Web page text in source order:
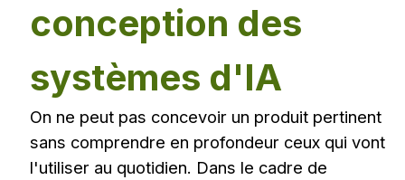
conception des
systèmes d'IA
On ne peut pas concevoir un produit pertinent
sans comprendre en profondeur ceux qui vont
l'utiliser au quotidien. Dans le cadre de